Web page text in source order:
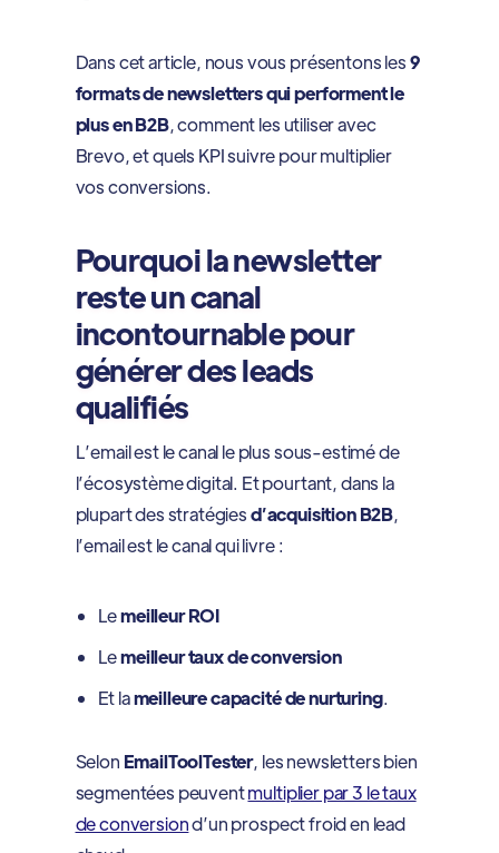
Dans cet article, nous vous présentons les9
formats de newsletters qui performent le
plus en B2B, comment les utiliser avec
Brevo, et quels KPI suivre pour multiplier
vos conversions.
Pourquoi la newsletter
reste un canal
incontournable pour
générer des leads
qualifiés
L’email est le canal le plus sous-estimé de
l’écosystème digital. Et pourtant, dans la
plupart des stratégiesd’acquisition B2B,
l’email est le canal qui livre :
Lemeilleur ROI
Lemeilleur taux de conversion
Et lameilleure capacité de nurturing.
Selon EmailToolTester, les newsletters bien
segmentées peuventmultiplier par 3 le taux
de conversiond’un prospect froid en lead